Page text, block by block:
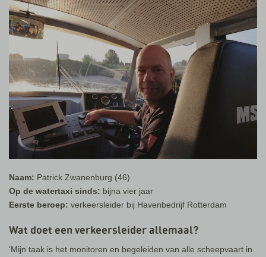
Naam: Patrick Zwanenburg (46)
Op de watertaxi sinds: bijna vier jaar
Eerste beroep: verkeersleider bij Havenbedrijf Rotterdam
Wat doet een verkeersleider allemaal?
‘Mijn taak is het monitoren en begeleiden van alle scheepvaart in